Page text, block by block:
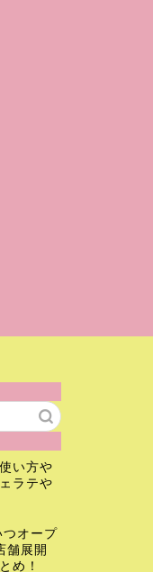
い方や
ラテや
つオープ
舗展開
め！